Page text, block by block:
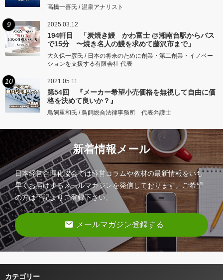
高橋一喜氏 / 温泉アナリスト
9 2025.03.12
194軒目 「炭焼き鰻 かわ富士 @湘南台駅からバス
で15分 〜焼き名人の鰻を求めて藤沢市まで」
大久保一彦氏 / 日本の将来のために創業・第二創業・イノベー
ションを支援する有限会社 代表
10 2021.05.11
第54回 『メーカー希望小売価格を無視して自由に価
格を決めて良いか？』
鳥飼重和氏 / 鳥飼総合法律事務所 代表弁護士
新着情報メール
日本経営合理化協会では経営コラムや教材の最新情報をいち
早くお届けするメールマガジンを発信しております。ご希望
の方は下記よりご登録下さい。
email メールマガジン登録する
カテゴリー